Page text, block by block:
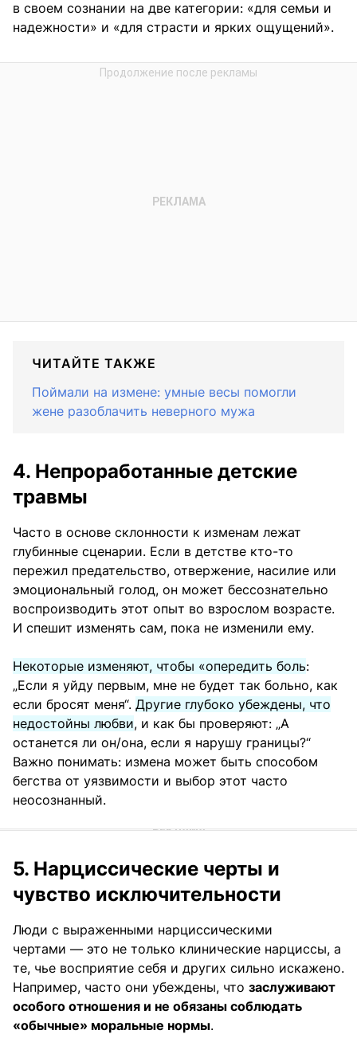
в своем сознании на две категории: «для семьи и
надежности» и «для страсти и ярких ощущений».
ЧИТАЙТЕ ТАКЖЕ
Поймали на измене: умные весы помогли
жене разоблачить неверного мужа
4. Непроработанные детские
травмы
Часто в основе склонности к изменам лежат
глубинные сценарии. Если в детстве кто-то
пережил предательство, отвержение, насилие или
эмоциональный голод, он может бессознательно
воспроизводить этот опыт во взрослом возрасте.
И спешит изменять сам, пока не изменили ему.
Некоторые изменяют, чтобы «опередить боль:
„Если я уйду первым, мне не будет так больно, как
если бросят меня“. Другие глубоко убеждены, что
недостойны любви, и как бы проверяют: „А
останется ли он/она, если я нарушу границы?“
Важно понимать: измена может быть способом
бегства от уязвимости и выбор этот часто
неосознанный.
5. Нарциссические черты и
чувство исключительности
Люди с выраженными нарциссическими
чертами — это не только клинические нарциссы, а
те, чье восприятие себя и других сильно искажено.
Например, часто они убеждены, что заслуживают
особого отношения и не обязаны соблюдать
«обычные» моральные нормы.